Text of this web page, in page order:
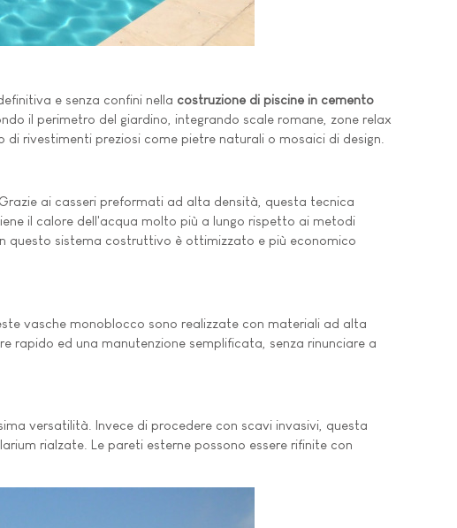
e senza confini nella costruzione di piscine in cemento
il perimetro del giardino, integrando scale romane, zone relax
rivestimenti preziosi come pietre naturali o mosaici di design.
Grazie ai casseri preformati ad alta densità, questa tecnica
il calore dell'acqua molto più a lungo rispetto ai metodi
questo sistema costruttivo è ottimizzato e più economico
vasche monoblocco sono realizzate con materiali ad alta
rapido ed una manutenzione semplificata, senza rinunciare a
versatilità. Invece di procedere con scavi invasivi, questa
rialzate. Le pareti esterne possono essere rifinite con